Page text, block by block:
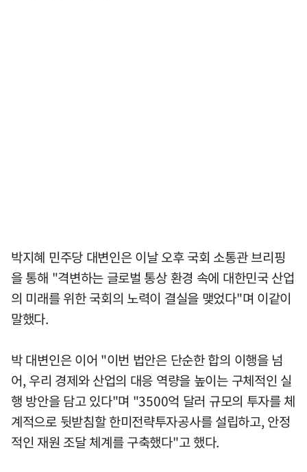
박지혜 민주당 대변인은 이날 오후 국회 소통관 브리핑
을 통해 "격변하는 글로벌 통상 환경 속에 대한민국 산업
의 미래를 위한 국회의 노력이 결실을 맺었다"며 이같이
말했다.
박 대변인은 이어 "이번 법안은 단순한 합의 이행을 넘
어, 우리 경제와 산업의 대응 역량을 높이는 구체적인 실
행 방안을 담고 있다"며 "3500억 달러 규모의 투자를 체
계적으로 뒷받침할 한미전략투자공사를 설립하고, 안정
적인 재원 조달 체계를 구축했다"고 했다.